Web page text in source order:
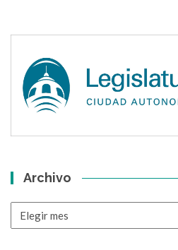
Archivo
Archivo